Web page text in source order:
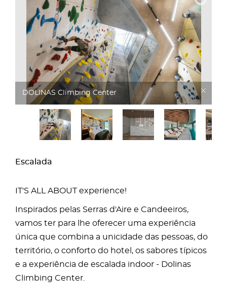
DOLINAS Climbing Hotel
Escalada
IT'S ALL ABOUT experience!
Inspirados pelas Serras d'Aire e Candeeiros,
vamos ter para lhe oferecer uma experiência
única que combina a unicidade das pessoas, do
território, o conforto do hotel, os sabores típicos
e a experiência de escalada indoor - Dolinas
Climbing Center.